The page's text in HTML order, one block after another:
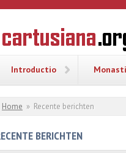
Geschiedenis
van de
Introductio
U bent hier
Home » Recente berichten
BERICHTEN